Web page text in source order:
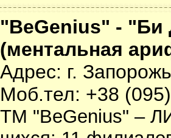
"BeGenius" - "Би
(ментальная
Адрес: г.
Моб.тел: +38
ТМ "BeGenius" –